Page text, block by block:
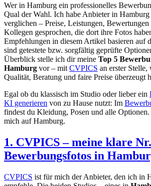
Wer in Hamburg ein professionelles
Qual der Wahl. Ich habe Anbieter in Hamburg
verglichen – Preise, Leistungen,
Kollegen gesprochen, die dort ihre Fotos
Empfehlungen in diesem Artikel basieren auf
sind getestete bzw. sorgfältig geprüfte
Überblick stelle ich dir meine Top 5
Hamburg vor – mit CVPICS an erster
Qualität, Beratung und faire Preise überzeugt
Egal ob du klassisch im Studio oder lieber ein
KI generieren von zu Hause nutzt: Im
findest du Kleidung, Posen und alle
mich auf Hamburg.
1. CVPICS – meine klare
Bewerbungsfotos in
CVPICS ist für mich der Anbieter, den ich in